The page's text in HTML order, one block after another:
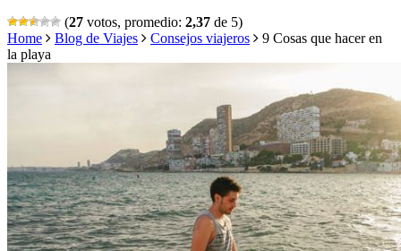
(27 votos, promedio: 2,37 de 5)
Home
Blog de Viajes Consejos viajeros
9 Cosas que hacer en
la playa